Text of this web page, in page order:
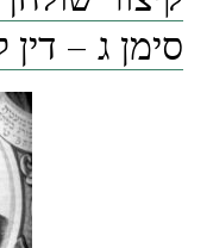
סימן ג – דין